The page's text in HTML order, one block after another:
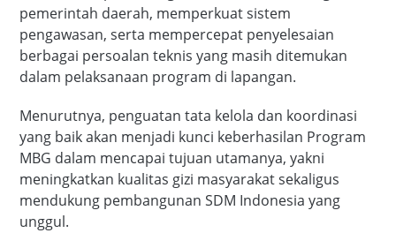
pemerintah daerah, memperkuat sistem
pengawasan, serta mempercepat penyelesaian
berbagai persoalan teknis yang masih ditemukan
dalam pelaksanaan program di lapangan.
Menurutnya, penguatan tata kelola dan koordinasi
yang baik akan menjadi kunci keberhasilan Program
MBG dalam mencapai tujuan utamanya, yakni
meningkatkan kualitas gizi masyarakat sekaligus
mendukung pembangunan SDM Indonesia yang
unggul.